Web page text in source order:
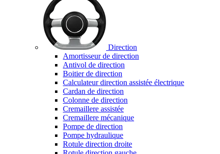
Direction
Amortisseur de direction
Antivol de direction
Boitier de direction
Calculateur direction assistée électrique
Cardan de direction
Colonne de direction
Cremaillere assistée
Cremaillere mécanique
Pompe de direction
Pompe hydraulique
Rotule direction droite